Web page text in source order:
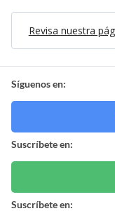
Revisa nuestra
Síguenos en:
Suscríbete en:
Suscríbete en: